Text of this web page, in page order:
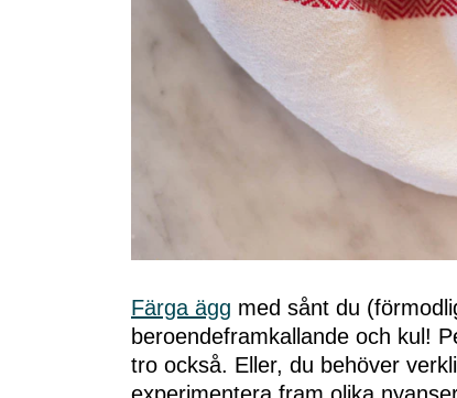
Färga ägg med sånt du
beroendeframkallande och kul!
tro också. Eller, du behöver